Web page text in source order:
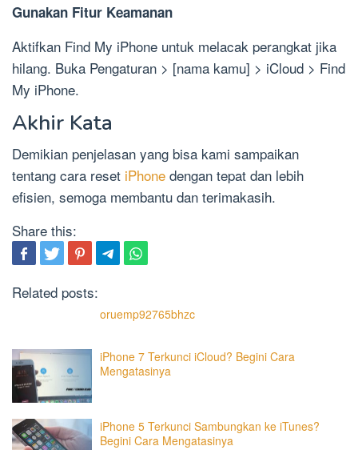
Gunakan Fitur Keamanan
Aktifkan Find My iPhone untuk melacak perangkat jika
hilang. Buka Pengaturan > [nama kamu] > iCloud > Find
My iPhone.
Akhir Kata
Demikian penjelasan yang bisa kami sampaikan
tentang cara reset iPhone dengan tepat dan lebih
efisien, semoga membantu dan terimakasih.
Share this:
Related posts:
oruemp92765bhzc
iPhone 7 Terkunci iCloud? Begini Cara
Mengatasinya
iPhone 5 Terkunci Sambungkan ke iTunes?
Begini Cara Mengatasinya